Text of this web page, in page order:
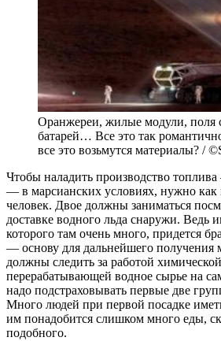
Оранжереи, жилые модули, поля
батарей… Все это так
все это возьмутся материалы? /
Чтобы наладить производство
— в марсианских условиях, нужно
человек. Двое должны заниматься
доставке водного льда снаружи. Ведь
которого там очень много, придется
— основу для дальнейшего получения
должны следить за работой
перерабатывающей водное сырье на
надо подстраховывать первые две
Много людей при первой посадке
им понадобится слишком много еды,
подобного.